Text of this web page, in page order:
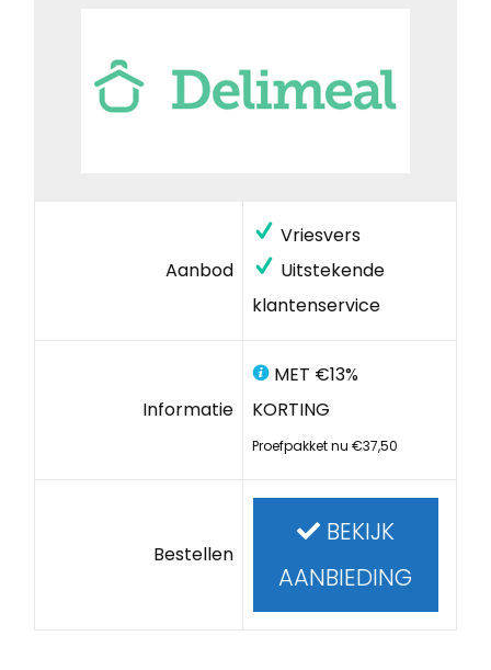
Aanbod
Vriesvers
Uitstekende
klantenservice
Informatie
MET €13%
KORTING
Proefpakket nu €37,50
Bestellen
BEKIJK
AANBIEDING